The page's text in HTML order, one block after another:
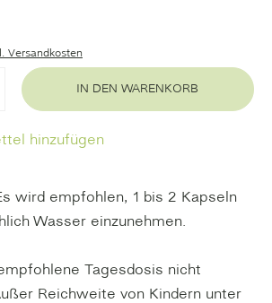
Versandkosten
IN DEN WARENKORB
hinzufügen
wird empfohlen, 1 bis 2 Kapseln
Wasser einzunehmen.
Tagesdosis nicht
Reichweite von Kindern unter